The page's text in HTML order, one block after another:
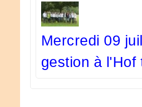
Mercredi 09
gestion à l'Hof